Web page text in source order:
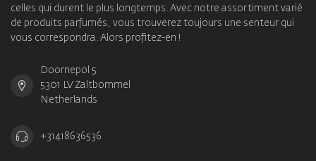
celles qui durent le plus longtemps. Avec notre assortiment varié
de produits parfumés, vous trouverez toujours une senteur qui
vous correspondra. Alors profitez-en !
Doornepol 5
5301 LV Zaltbommel
Netherlands
+31418636536